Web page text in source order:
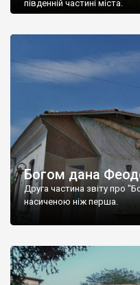
південній частині міста.
Богом дана
Друга частина звіту про
насиченою ніж перша.